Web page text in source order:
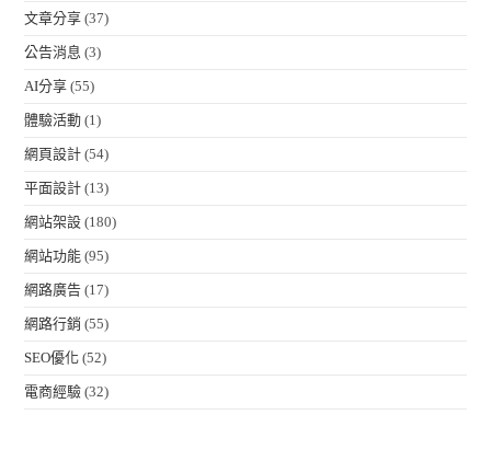
文章分享 (37)
公告消息 (3)
AI分享 (55)
體驗活動 (1)
網頁設計 (54)
平面設計 (13)
網站架設 (180)
網站功能 (95)
網路廣告 (17)
網路行銷 (55)
SEO優化 (52)
電商經驗 (32)